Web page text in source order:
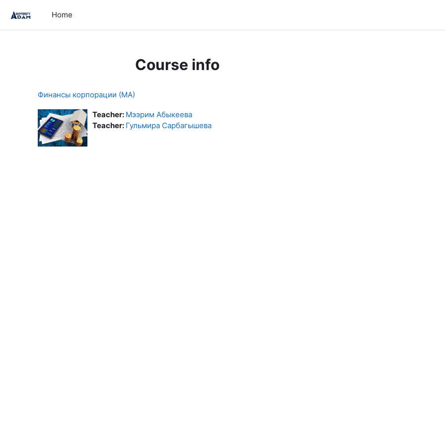
Home
Course info
Финансы корпорации (МА)
Teacher: Мээрим Абыкеева
Teacher: Гульмира Сарбагышева